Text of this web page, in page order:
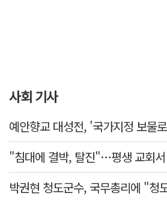
사회 기사
예안향교 대성전, '국가지정 보물